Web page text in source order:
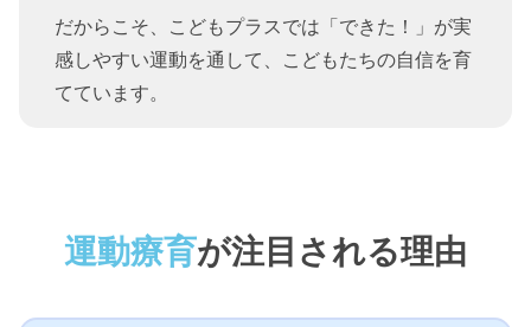
だからこそ、こどもプラスでは「できた！」が実
感しやすい運動を通して、こどもたちの自信を育
てています。
運動療育が注目される理由